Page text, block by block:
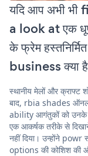
यदि आप अभी
a look at एक
के फ्रेम
business क्या
स्थानीय मेलों और
बाद, rbia shades
ability आगंतुकों को उनके
एक आकर्षक तरीके से
नहीं दिया। उन्होंने
options की कोशिश की